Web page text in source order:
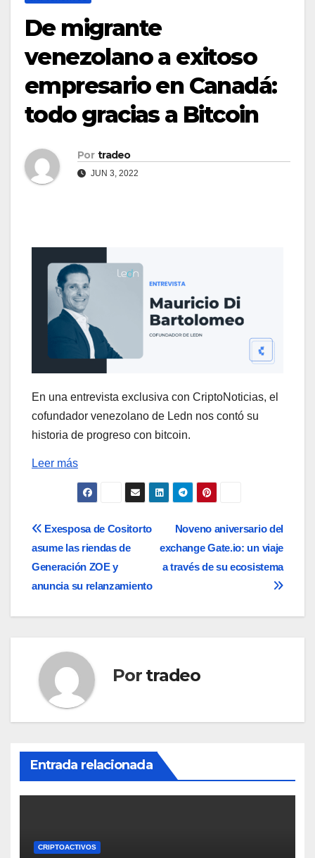
De migrante
venezolano a exitoso
empresario en Canadá:
todo gracias a Bitcoin
Por tradeo
JUN 3, 2022
En una entrevista exclusiva con CriptoNoticias, el
cofundador venezolano de Ledn nos contó su
historia de progreso con bitcoin.
Leer más
Navegación
de
entradas
Noveno aniversario del
exchange Gate.io: un viaje
a través de su ecosistema
Exesposa de Cositorto
asume las riendas de
Generación ZOE y
anuncia su relanzamiento
Por tradeo
Entrada relacionada
CRIPTOACTIVOS